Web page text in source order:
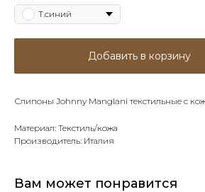
Т.синий
Добавить в корзину
Слипоны Johnny Manglani текстильные с
Материал: Текстиль/кожа
Производитель: Италия
Вам может понравится